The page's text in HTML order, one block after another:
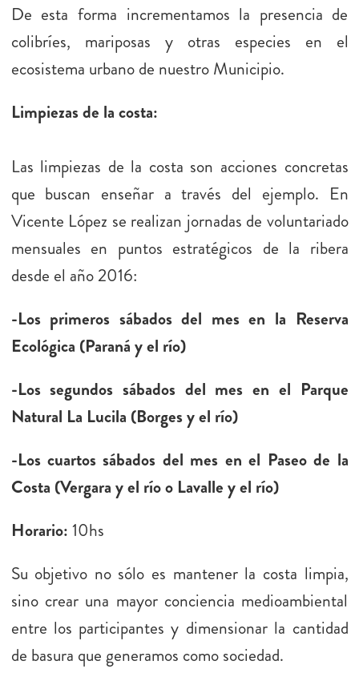
De esta forma incrementamos la presencia de
colibríes, mariposas y otras especies en el
ecosistema urbano de nuestro Municipio.
Limpiezas de la costa:
Las limpiezas de la costa son acciones concretas
que buscan enseñar a través del ejemplo. En
Vicente López se realizan jornadas de voluntariado
mensuales en puntos estratégicos de la ribera
desde el año 2016:
-Los primeros sábados del mes en la Reserva
Ecológica (Paraná y el río)
-Los segundos sábados del mes en el Parque
Natural La Lucila (Borges y el río)
-Los cuartos sábados del mes en el Paseo de la
Costa (Vergara y el río o Lavalle y el río)
Horario:10hs
Su objetivo no sólo es mantener la costa limpia,
sino crear una mayor conciencia medioambiental
entre los participantes y dimensionar la cantidad
de basura que generamos como sociedad.